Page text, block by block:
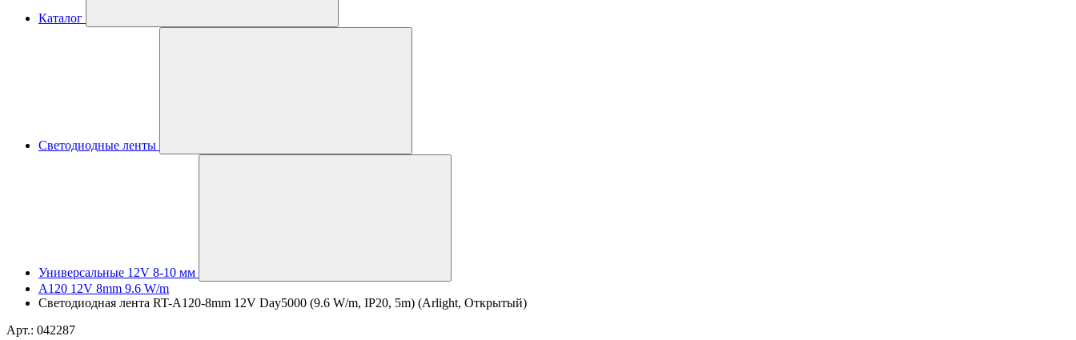
Каталог
Светодиодные ленты
Универсальные 12V 8-10 мм
A120 12V 8mm 9.6 W/m
Светодиодная лента RT-A120-8mm 12V Day5000 (9.6 W/m, IP20, 5m) (Arlight, Открытый)
Арт.: 042287